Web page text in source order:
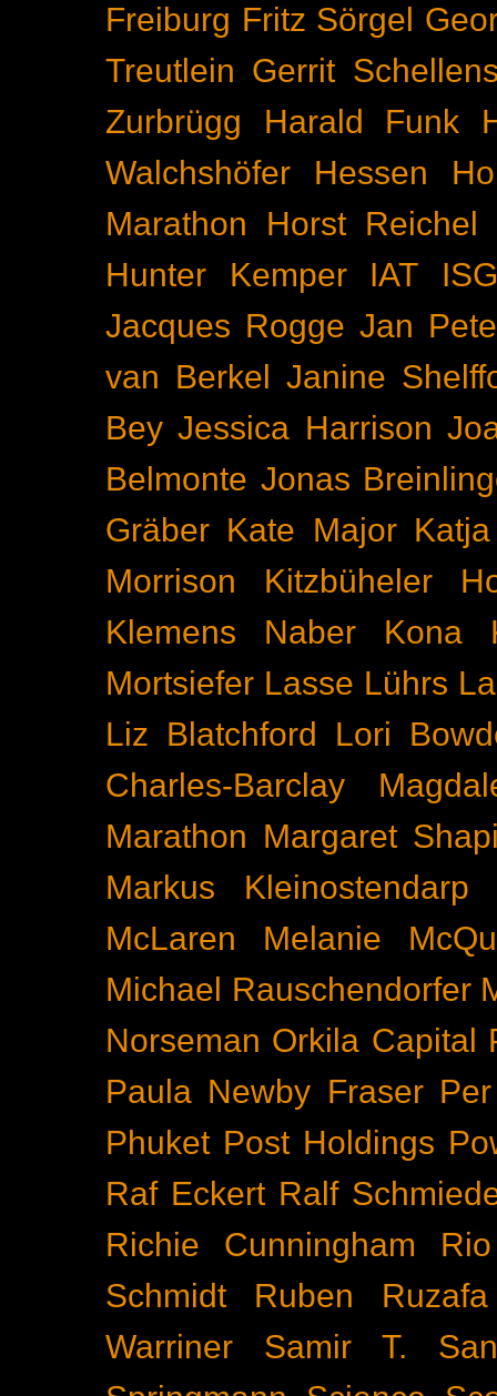
Freiburg Fritz Sörgel
Treutlein Gerrit
Zurbrügg
Harald Funk
Walchshöfer
Hessen
Marathon
Horst Reichel
Hunter Kemper
IAT
Jacques Rogge Jan
van Berkel Janine
Bey Jessica Harrison
Belmonte Jonas
Gräber Kate Major
Morrison
Kitzbüheler
Klemens Naber
Kona
Mortsiefer Lasse Lührs
Liz Blatchford
Lori
Charles-Barclay
Marathon Margaret
Markus Kleinostendarp
McLaren
Melanie
Michael Rauschendorfer
Norseman Orkila Capital
Paula Newby Fraser
Phuket Post Holdings
Raf Eckert Ralf
Richie Cunningham
Rio
Schmidt
Ruben Ruzafa
Warriner
Samir T.